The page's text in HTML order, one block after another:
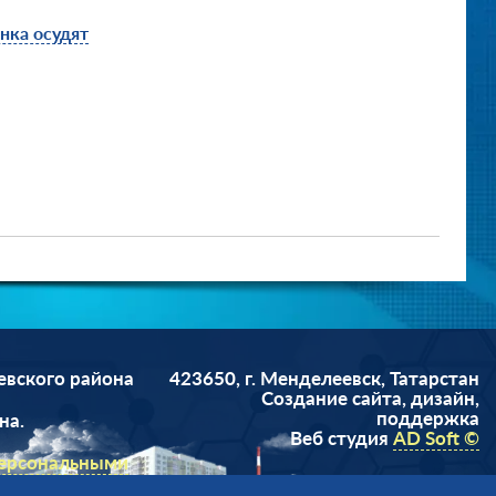
осудят
района
423650, г. Менделеевск, Татарстан
Cоздание сайта, дизайн,
поддержка
Веб студия AD Soft ©